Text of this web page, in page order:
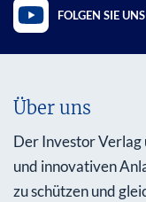
FOLGEN SIE
Über uns
Der Investor Verlag
und innovativen
zu schützen und